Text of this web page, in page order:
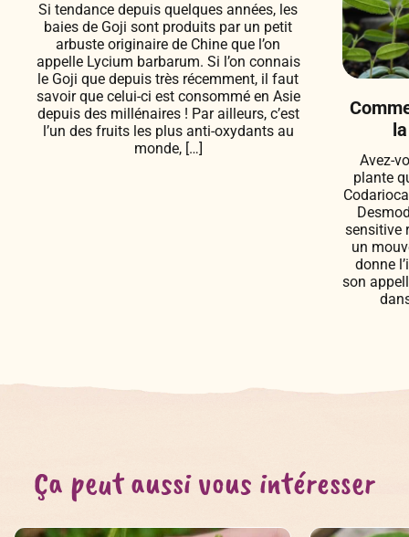
Si tendance depuis quelques années, les
baies de Goji sont produits par un petit
arbuste originaire de Chine que l’on
appelle Lycium barbarum. Si l’on connais
le Goji que depuis très récemment, il faut
savoir que celui-ci est consommé en Asie
depuis des millénaires ! Par ailleurs, c’est
l’un des fruits les plus anti-oxydants au
monde, […]
Avez-
plante
sensitive
un
donne
son
Ça peut aussi vous intéresser